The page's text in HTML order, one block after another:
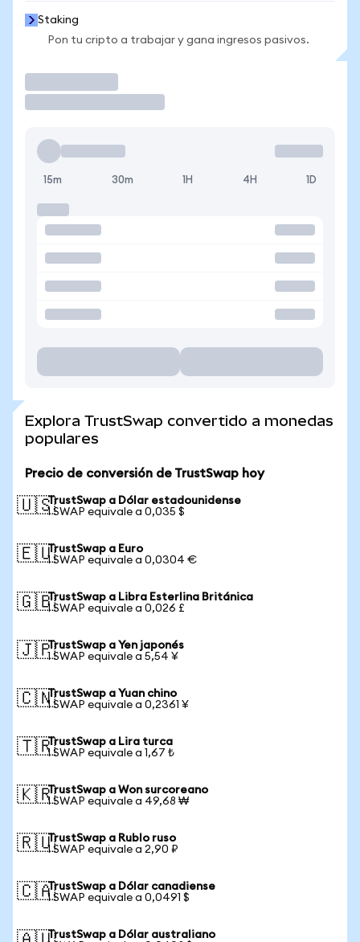
Staking
Pon tu cripto a trabajar y gana ingresos pasivos.
15m 30m 1H 4H 1D
Explora TrustSwap convertido a monedas
populares
Precio de conversión de TrustSwap hoy
🇺🇸TrustSwap a Dólar estadounidense
1 SWAP equivale a 0,035 $
🇪🇺TrustSwap a Euro
1 SWAP equivale a 0,0304 €
🇬🇧TrustSwap a Libra Esterlina Británica
1 SWAP equivale a 0,026 £
🇯🇵TrustSwap a Yen japonés
1 SWAP equivale a 5,54 ¥
🇨🇳TrustSwap a Yuan chino
1 SWAP equivale a 0,2361 ¥
🇹🇷TrustSwap a Lira turca
1 SWAP equivale a 1,67 ₺
🇰🇷TrustSwap a Won surcoreano
1 SWAP equivale a 49,68 ₩
🇷🇺TrustSwap a Rublo ruso
1 SWAP equivale a 2,90 ₽
🇨🇦TrustSwap a Dólar canadiense
1 SWAP equivale a 0,0491 $
TrustSwap a Dólar australiano